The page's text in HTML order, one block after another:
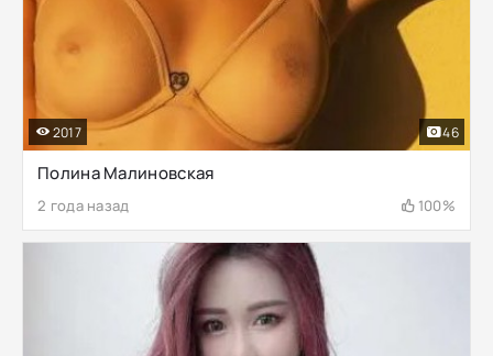
Полина Малиновская
2 года назад 100%
2017 46